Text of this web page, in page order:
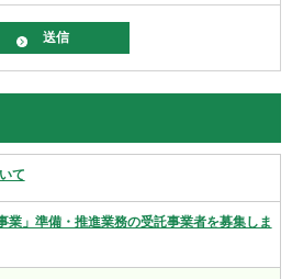
て
業」準備・推進業務の受託事業者を募集しま